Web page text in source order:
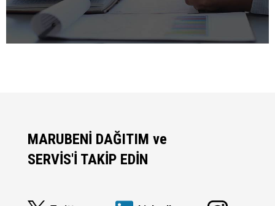
MARUBENİ DAĞITIM ve
SERVİS'İ TAKİP EDİN